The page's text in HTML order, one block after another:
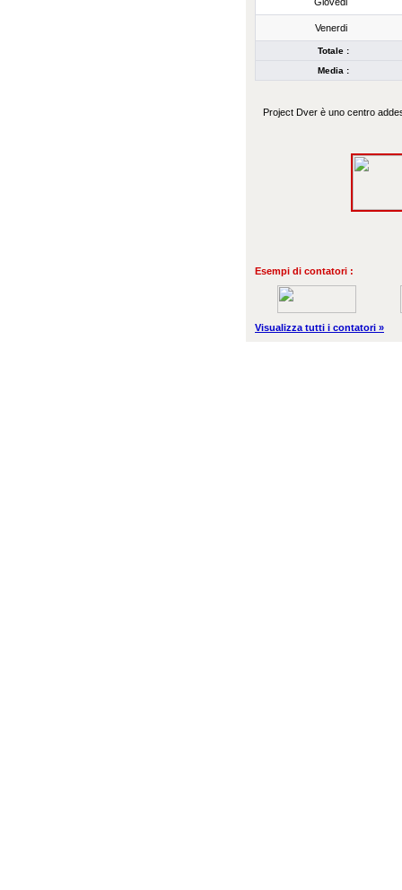
Venerdi
Totale :
Media :
Project Dver è uno centro
Esempi di contatori :
Visualizza tutti i contatori »